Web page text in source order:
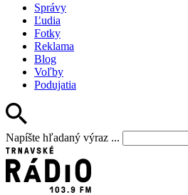
Správy
Ľudia
Fotky
Reklama
Blog
Voľby
Podujatia
Napíšte hľadaný výraz ...